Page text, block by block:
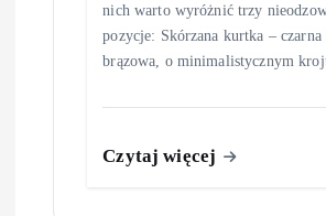
nich warto wyróżnić trzy
pozycje: Skórzana kurtka – czarna
brązowa, o minimalistycznym
Czytaj więcej